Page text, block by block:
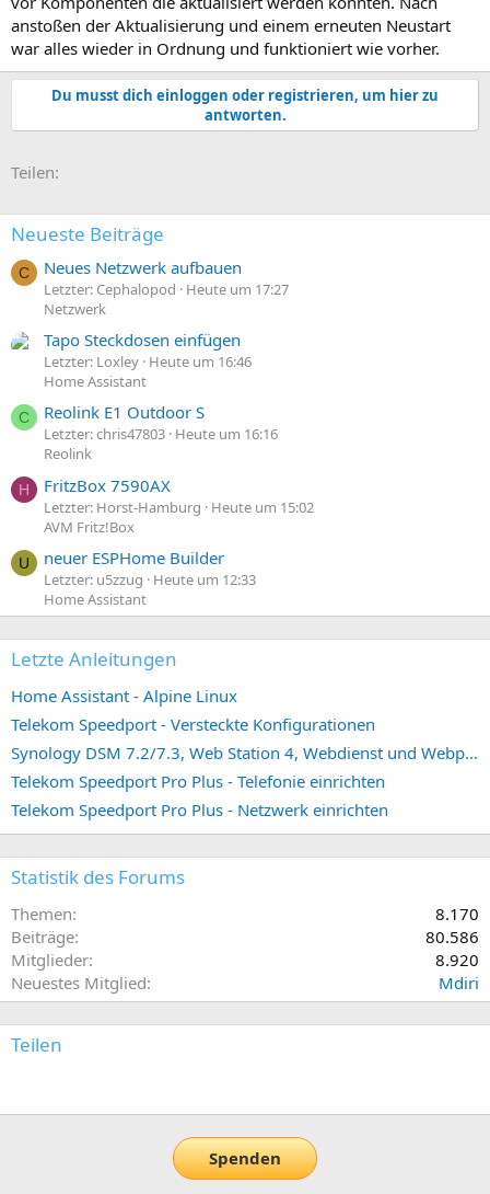
anstoßen der Aktualisierung und einem erneuten Neustart
war alles wieder in Ordnung und funktioniert wie vorher.
Du musst dich einloggen oder registrieren, um hier zu
antworten.
Teilen:
Neueste Beiträge
C Neues Netzwerk aufbauen
Letzter: Cephalopod
Heute um 17:27
Netzwerk
Tapo Steckdosen einfügen
Letzter: Loxley Heute um 16:46
Home Assistant
C Reolink E1 Outdoor S
Letzter: chris47803 Heute um 16:16
Reolink
H FritzBox 7590AX
Letzter: Horst-Hamburg
Heute um 15:02
AVM Fritz!Box
U neuer ESPHome Builder
Letzter: u5zzug
Heute um 12:33
Home Assistant
Letzte Anleitungen
Home Assistant - Alpine Linux
Telekom Speedport - Versteckte Konfigurationen
Synology DSM 7.2/7.3, Web Station 4, Webdienst und Webportal erstellen (ehemals vHost)
Telekom Speedport Pro Plus - Telefonie einrichten
Telekom Speedport Pro Plus - Netzwerk einrichten
Statistik des Forums
Themen
8.170
Beiträge
80.586
Mitglieder
8.920
Neuestes Mitglied
Mdiri
Teilen
Spenden